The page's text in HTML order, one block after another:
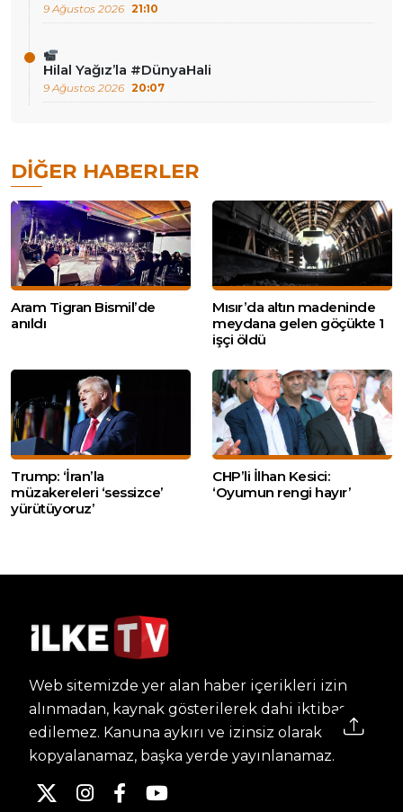
9 Ağustos 2026 21:10
Hilal Yağız’la #DünyaHali
9 Ağustos 2026 20:07
DIĞER HABERLER
Aram Tigran Bismil’de
anıldı
Mısır’da altın madeninde
meydana gelen göçükte 1
işçi öldü
Trump: ‘İran’la
müzakereleri ‘sessizce’
yürütüyoruz’
CHP’li İlhan Kesici:
‘Oyumun rengi hayır’
Web sitemizde yer alan haber içerikleri izin
alınmadan, kaynak gösterilerek dahi iktibas
edilemez. Kanuna aykırı ve izinsiz olarak
kopyalanamaz, başka yerde yayınlanamaz.